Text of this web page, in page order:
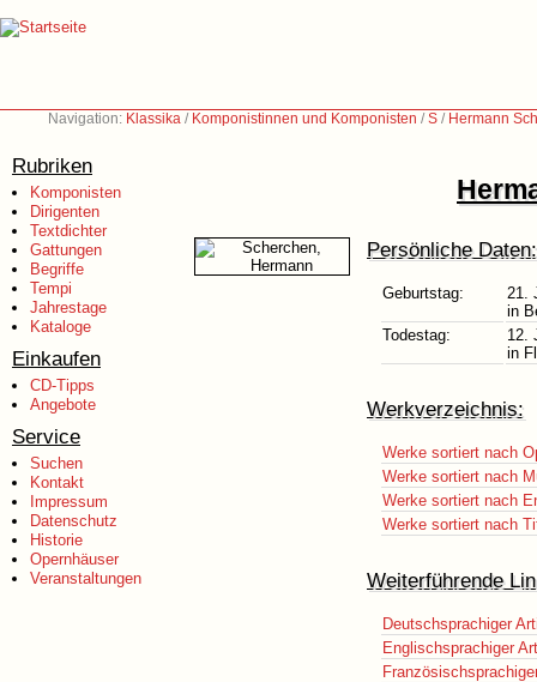
Navigation: Klassika / Komponistinnen und Komponisten /S / Hermann
Rubriken
Komponisten
Dirigenten
Textdichter
Gattungen
Begriffe
Tempi
Jahrestage
Kataloge
Einkaufen
CD-Tipps
Angebote
Service
Suchen
Kontakt
Impressum
Datenschutz
Historie
Opernhäuser
Veranstaltungen
Persönliche Daten:
Geburtstag:
21.
in
Todestag:
12.
in
Werkverzeichnis:
Werke sortiert nach
Werke sortiert nach
Werke sortiert nach
Werke sortiert nach
Weiterführende
Deutschsprachiger
Englischsprachiger